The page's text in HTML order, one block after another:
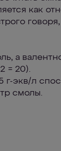
как
говоря,
а
= 20).
г-экв/л
смолы.